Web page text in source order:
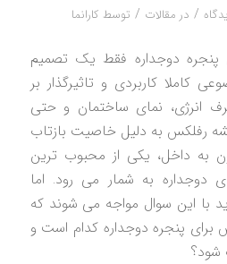
/ در مقالات / توسط کارانما
دوجداره فقط یک تصمیم
کاملا کاربردی و تاثیرگذار بر
انرژی، نمای ساختمان و حتی
رفلکس به دلیل خاصیت بازتاب
به داخل، یکی از محبوب ترین
دوجداره به شمار می رود. اما
با این سوال مواجه می شوند که
پنجره دوجداره کدام است و
شود؟